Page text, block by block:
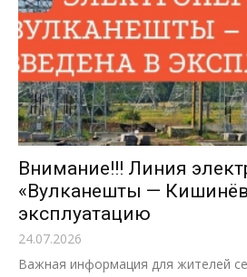
Внимание!!! Линия
«Вулканешты —
эксплуатацию
24.07.2026
Важная информация для жителей